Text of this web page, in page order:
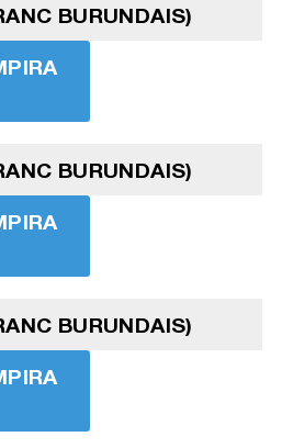
BURUNDAIS)
BURUNDAIS)
BURUNDAIS)